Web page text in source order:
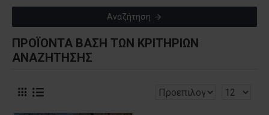
Αναζήτηση
ΠΡΟΪΌΝΤΑ ΒΆΣΗ ΤΩΝ ΚΡΙΤΗΡΙΩΝ
ΑΝΑΖΉΤΗΣΗΣ